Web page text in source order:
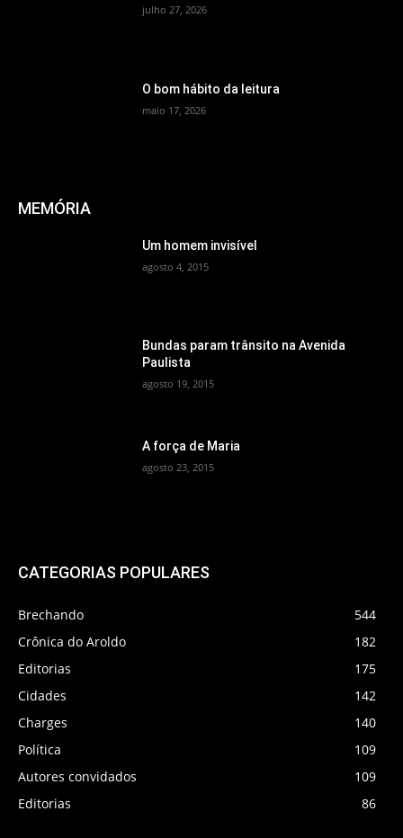
julho 27, 2026
O bom hábito da leitura
maio 17, 2026
MEMÓRIA
Um homem invisível
agosto 4, 2015
Bundas param trânsito na Avenida
Paulista
agosto 19, 2015
A força de Maria
agosto 23, 2015
CATEGORIAS POPULARES
Brechando
544
Crônica do Aroldo
182
Editorias
175
Cidades
142
Charges
140
Política
109
Autores convidados
109
Editorias
86